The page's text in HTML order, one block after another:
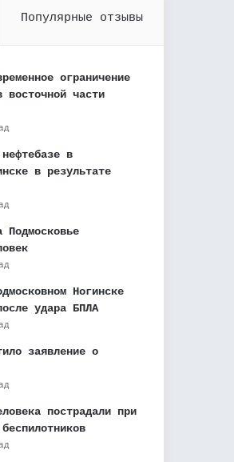
Популярные отзывы
ограничение
восточной части
в
в результате
Подмосковье
Ногинске
удара БПЛА
заявление о
пострадали при